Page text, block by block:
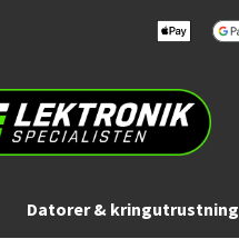
Datorer & kringutrustning